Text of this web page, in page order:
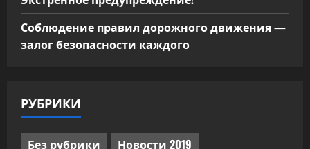
Соблюдение правил дорожного движения —
залог безопасности каждого
РУБРИКИ
Без рубрики Новости 2019